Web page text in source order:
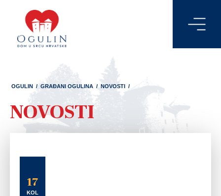
OGULIN / GRAĐANI OGULINA / NOVOSTI /
NOVOSTI
17
KOL